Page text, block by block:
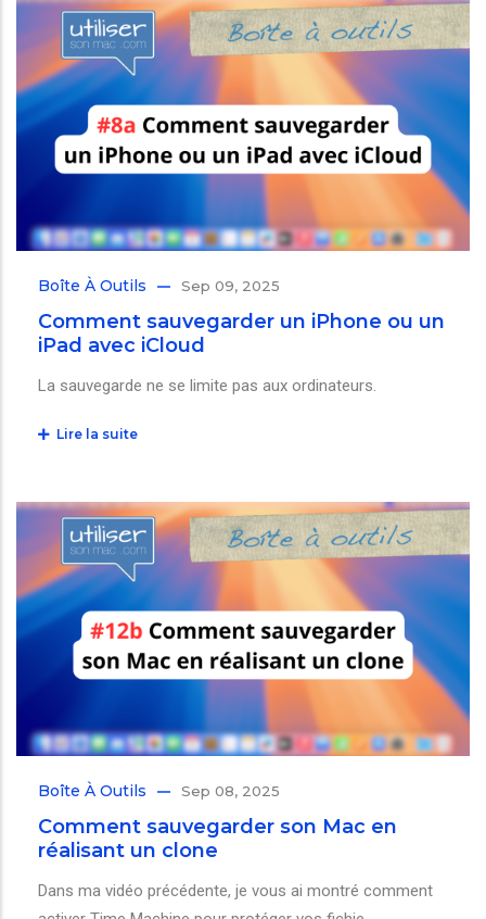
Boîte À Outils Sep 09, 2025
Comment sauvegarder un iPhone ou un
iPad avec iCloud
La sauvegarde ne se limite pas aux ordinateurs.
Lire la suite
Boîte À Outils Sep 08, 2025
Comment sauvegarder son Mac en
réalisant un clone
Dans ma vidéo précédente, je vous ai montré comment